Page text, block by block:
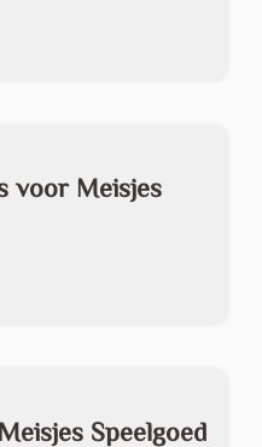
voor Meisjes
Speelgoed